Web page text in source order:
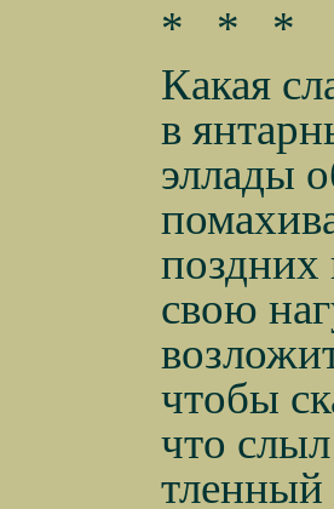
* *
*
Какая
в
эллады
поздних
свою
чтобы
что
тленный